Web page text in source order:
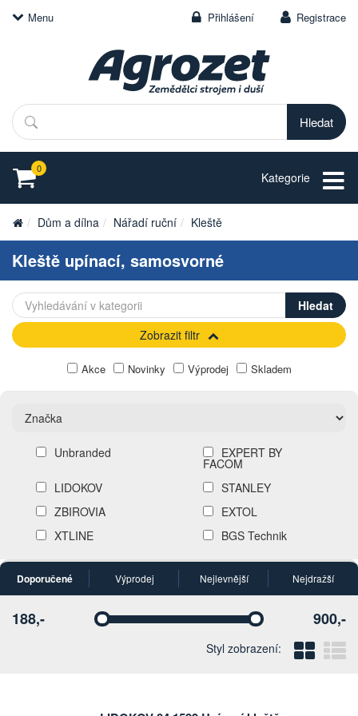
Menu Přihlášení Registrace
Hledat
0
Kategorie
Dům a dílna Nářadí ruční Kleště
Kleště upínací, samosvorné
Zobrazit filtr
Akce Novinky Výprodej Skladem
Unbranded EXPERT BY
FACOM
LIDOKOV
STANLEY
ZBIROVIA
EXTOL
XTLINE
BGS Technik
Doporučené Výprodej Nejlevnější Nejdražší
Vyberte Vyberte
188,- 900,-
Styl zobrazení: